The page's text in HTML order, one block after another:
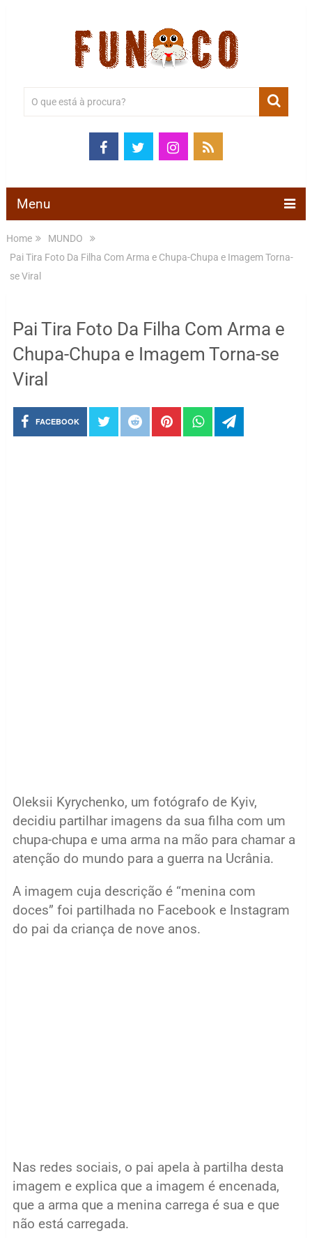
Menu
Home
MUNDO
Pai Tira Foto Da Filha Com Arma e Chupa-Chupa e Imagem Torna-
se Viral
Pai Tira Foto Da Filha Com Arma e
Chupa-Chupa e Imagem Torna-se
Viral
FACEBOOK
Oleksii Kyrychenko, um fotógrafo de Kyiv,
decidiu partilhar imagens da sua filha com um
chupa-chupa e uma arma na mão para chamar a
atenção do mundo para a guerra na Ucrânia.
A imagem cuja descrição é “menina com
doces” foi partilhada no Facebook e Instagram
do pai da criança de nove anos.
Nas redes sociais, o pai apela à partilha desta
imagem e explica que a imagem é encenada,
que a arma que a menina carrega é sua e que
não está carregada.